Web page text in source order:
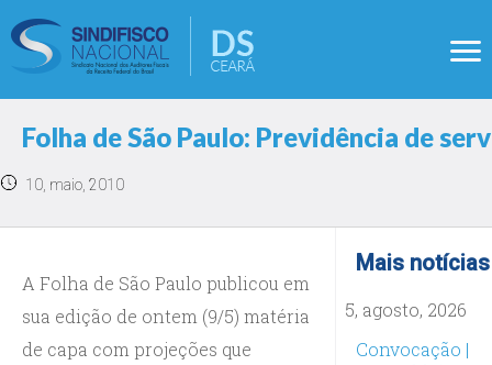
Folha de São Paulo: Previdência de
10, maio, 2010
A Folha de São Paulo publicou em
sua edição de ontem (9/5) matéria
de capa com projeções que
Mais notícias
5, agosto, 2026
Convocação |